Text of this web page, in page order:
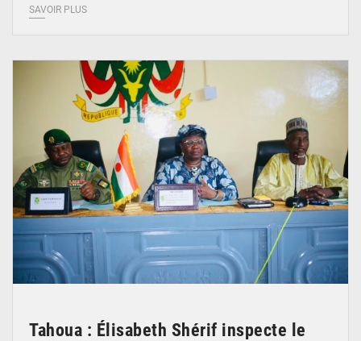
SAVOIR PLUS
Tahoua : Élisabeth Shérif inspecte le